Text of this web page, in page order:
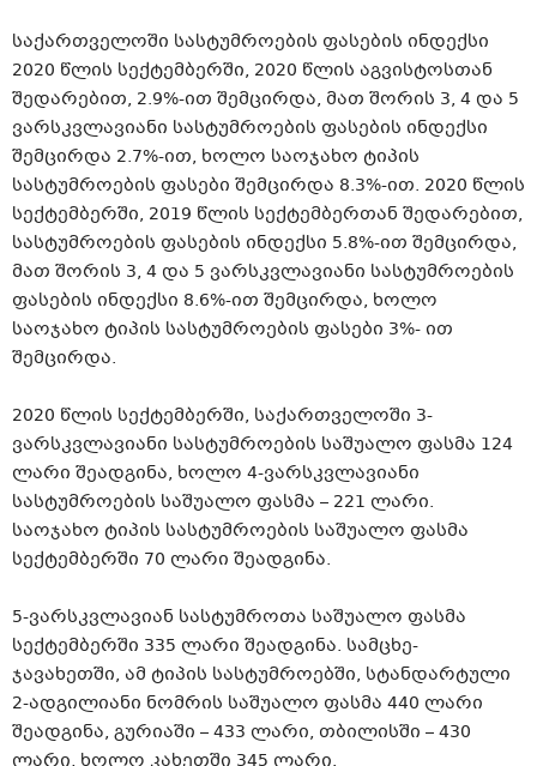
საქართველოში სასტუმროების ფასების ინდექსი
2020 წლის სექტემბერში, 2020 წლის აგვისტოსთან
შედარებით, 2.9%-ით შემცირდა, მათ შორის 3, 4 და 5
ვარსკვლავიანი სასტუმროების ფასების ინდექსი
შემცირდა 2.7%-ით, ხოლო საოჯახო ტიპის
სასტუმროების ფასები შემცირდა 8.3%-ით. 2020 წლის
სექტემბერში, 2019 წლის სექტემბერთან შედარებით,
სასტუმროების ფასების ინდექსი 5.8%-ით შემცირდა,
მათ შორის 3, 4 და 5 ვარსკვლავიანი სასტუმროების
ფასების ინდექსი 8.6%-ით შემცირდა, ხოლო
საოჯახო ტიპის სასტუმროების ფასები 3%- ით
შემცირდა.
2020 წლის სექტემბერში, საქართველოში 3-
ვარსკვლავიანი სასტუმროების საშუალო ფასმა 124
ლარი შეადგინა, ხოლო 4-ვარსკვლავიანი
სასტუმროების საშუალო ფასმა – 221 ლარი.
საოჯახო ტიპის სასტუმროების საშუალო ფასმა
სექტემბერში 70 ლარი შეადგინა.
5-ვარსკვლავიან სასტუმროთა საშუალო ფასმა
სექტემბერში 335 ლარი შეადგინა. სამცხე-
ჯავახეთში, ამ ტიპის სასტუმროებში, სტანდარტული
2-ადგილიანი ნომრის საშუალო ფასმა 440 ლარი
შეადგინა, გურიაში – 433 ლარი, თბილისში – 430